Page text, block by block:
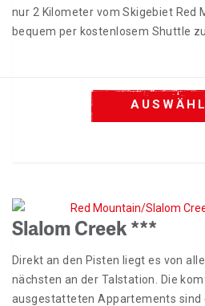
nur 2 Kilometer vom Skigebiet Red
bequem per kostenlosem Shuttle
Slalom Creek ***
Direkt an den Pisten liegt es von
nächsten an der Talstation. Die
ausgestatteten Appartements sind